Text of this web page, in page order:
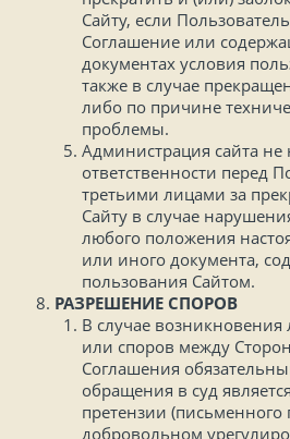
Сайту, если
Соглашение или
документах условия
также в случае
либо по причине
проблемы.
Администрация сайта не
ответственности перед
третьими лицами за
Сайту в случае
любого положения
или иного документа,
пользования Сайтом.
РАЗРЕШЕНИЕ СПОРОВ
В случае
или споров между
Соглашения
обращения в суд
претензии
добровольном